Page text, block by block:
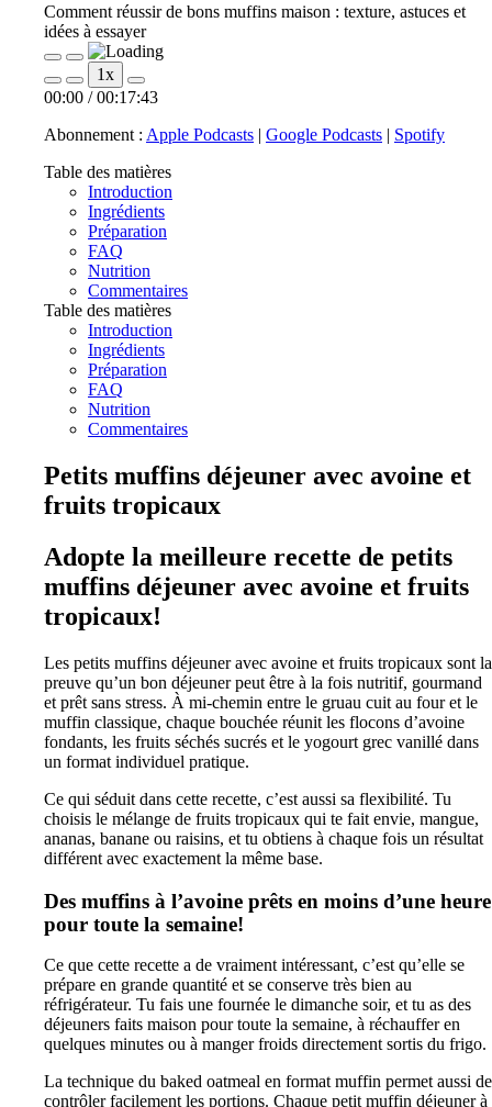
Comment réussir de bons muffins maison : texture, astuces et
idées à essayer
Play
Episode
Pause
Episode
1x
00:00 / 00:17:43
Abonnement : Apple Podcasts | Google Podcasts | Spotify
Table des matières
Introduction
Ingrédients
Préparation
FAQ
Nutrition
Commentaires
Table des matières
Introduction
Ingrédients
Préparation
FAQ
Nutrition
Commentaires
Petits muffins déjeuner avec avoine et
fruits tropicaux
Adopte la meilleure recette de petits
muffins déjeuner avec avoine et fruits
tropicaux!
Les petits muffins déjeuner avec avoine et fruits tropicaux sont la
preuve qu’un bon déjeuner peut être à la fois nutritif, gourmand
et prêt sans stress. À mi-chemin entre le gruau cuit au four et le
muffin classique, chaque bouchée réunit les flocons d’avoine
fondants, les fruits séchés sucrés et le yogourt grec vanillé dans
un format individuel pratique.
Ce qui séduit dans cette recette, c’est aussi sa flexibilité. Tu
choisis le mélange de fruits tropicaux qui te fait envie, mangue,
ananas, banane ou raisins, et tu obtiens à chaque fois un résultat
différent avec exactement la même base.
Des muffins à l’avoine prêts en moins d’une heure
pour toute la semaine!
Ce que cette recette a de vraiment intéressant, c’est qu’elle se
prépare en grande quantité et se conserve très bien au
réfrigérateur. Tu fais une fournée le dimanche soir, et tu as des
déjeuners faits maison pour toute la semaine, à réchauffer en
quelques minutes ou à manger froids directement sortis du frigo.
La technique du baked oatmeal en format muffin permet aussi de
contrôler facilement les portions. Chaque petit muffin déjeuner à